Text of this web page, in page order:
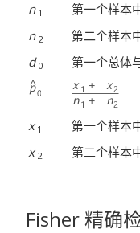
n 1
第一个样本
n 2
第二个样本
d 0 第一个总体
x 1
第一个样本
x 2 第二个样本
Fisher 精确